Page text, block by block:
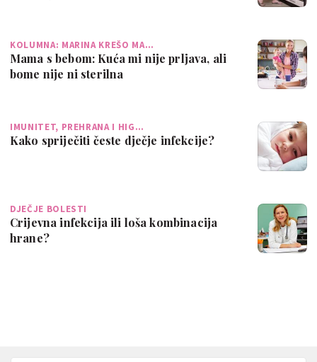
KOLUMNA: MARINA KREŠO MA…
Mama s bebom: Kuća mi nije prljava, ali
bome nije ni sterilna
IMUNITET, PREHRANA I HIG…
Kako spriječiti česte dječje infekcije?
DJEČJE BOLESTI
Crijevna infekcija ili loša kombinacija
hrane?